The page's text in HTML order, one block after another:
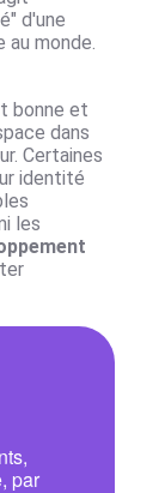
d'une
monde.
bonne et
dans
Certaines
identité
les
,
, par